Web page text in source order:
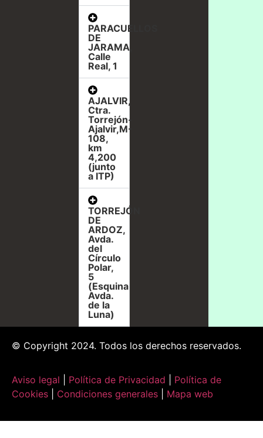
PARACUELLOS
DE
JARAMA,
Calle
Real, 1
AJALVIR,
Ctra.
Torrejón-
Ajalvir,M-
108,
km
4,200
(junto
a ITP)
TORREJÓN
DE
ARDOZ,
Avda.
del
Círculo
Polar,
5
(Esquina
Avda.
de la
Luna)
© Copyright 2024. Todos los derechos reservados.
Aviso legal Política de Privacidad
Política de
Cookies
Condiciones generales Mapa web